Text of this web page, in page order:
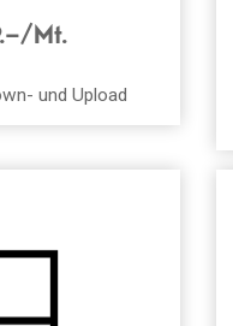
Mt.
und Upload